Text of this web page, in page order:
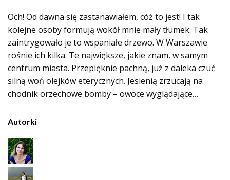
Och! Od dawna się zastanawiałem, cóż to jest! I tak
kolejne osoby formują wokół mnie mały tłumek. Tak
zaintrygowało je to wspaniałe drzewo. W Warszawie
rośnie ich kilka. Te największe, jakie znam, w samym
centrum miasta. Przepięknie pachną, już z daleka czuć
silną woń olejków eterycznych. Jesienią zrzucają na
chodnik orzechowe bomby – owoce wyglądające…
Autorki